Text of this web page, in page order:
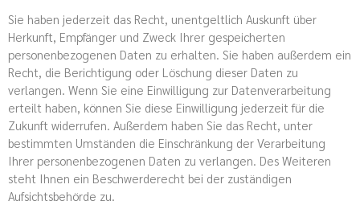
Sie haben jederzeit das Recht, unentgeltlich Auskunft über
Herkunft, Empfänger und Zweck Ihrer gespeicherten
personenbezogenen Daten zu erhalten. Sie haben außerdem ein
Recht, die Berichtigung oder Löschung dieser Daten zu
verlangen. Wenn Sie eine Einwilligung zur Datenverarbeitung
erteilt haben, können Sie diese Einwilligung jederzeit für die
Zukunft widerrufen. Außerdem haben Sie das Recht, unter
bestimmten Umständen die Einschränkung der Verarbeitung
Ihrer personenbezogenen Daten zu verlangen. Des Weiteren
steht Ihnen ein Beschwerderecht bei der zuständigen
Aufsichtsbehörde zu.